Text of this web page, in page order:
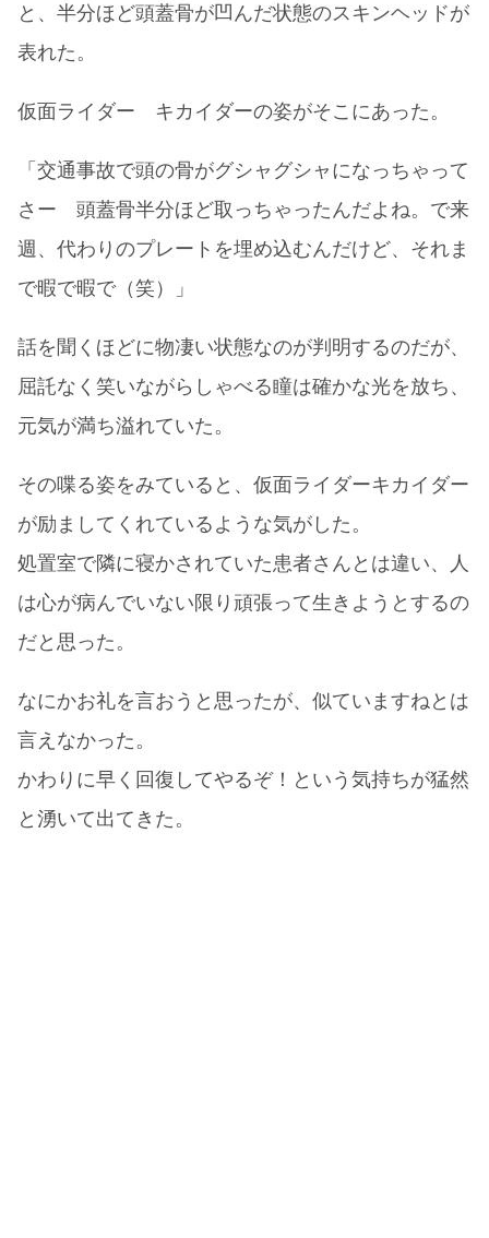
と、半分ほど頭蓋骨が凹んだ状態のスキンヘッドが
表れた。
仮面ライダー キカイダーの姿がそこにあった。
「交通事故で頭の骨がグシャグシャになっちゃって
さー 頭蓋骨半分ほど取っちゃったんだよね。で来
週、代わりのプレートを埋め込むんだけど、それま
で暇で暇で（笑）」
話を聞くほどに物凄い状態なのが判明するのだが、
屈託なく笑いながらしゃべる瞳は確かな光を放ち、
元気が満ち溢れていた。
その喋る姿をみていると、仮面ライダーキカイダー
が励ましてくれているような気がした。
処置室で隣に寝かされていた患者さんとは違い、人
は心が病んでいない限り頑張って生きようとするの
だと思った。
なにかお礼を言おうと思ったが、似ていますねとは
言えなかった。
かわりに早く回復してやるぞ！という気持ちが猛然
と湧いて出てきた。